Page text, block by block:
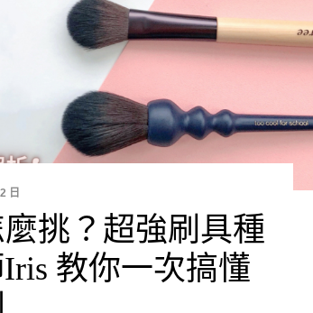
日
挑？超強刷具種
教你一次搞懂